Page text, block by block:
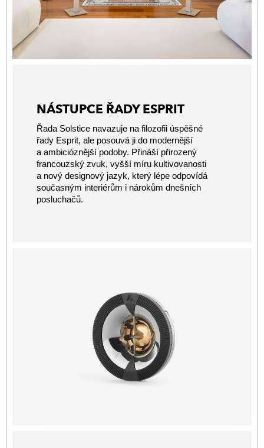
NÁSTUPCE ŘADY ESPRIT
Řada Solstice navazuje na filozofii úspěšné
řady Esprit, ale posouvá ji do modernější
a ambicióznější podoby. Přináší přirozený
francouzský zvuk, vyšší míru kultivovanosti
a nový designový jazyk, který lépe odpovídá
současným interiérům i nárokům dnešních
posluchačů.